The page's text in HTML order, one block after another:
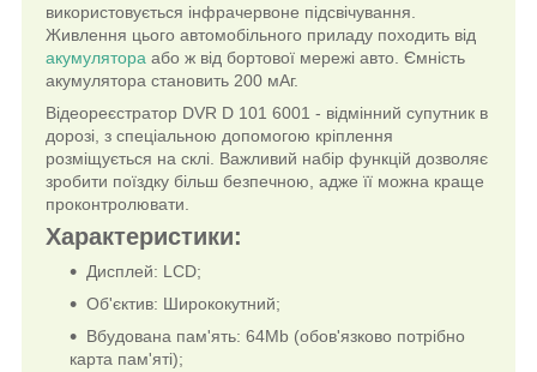
використовується інфрачервоне підсвічування.
Живлення цього автомобільного приладу походить від
акумулятора або ж від бортової мережі авто. Ємність
акумулятора становить 200 мАг.
Відеореєстратор DVR D 101 6001 - відмінний супутник в
дорозі, з спеціальною допомогою кріплення
розміщується на склі. Важливий набір функцій дозволяє
зробити поїздку більш безпечною, адже її можна краще
проконтролювати.
Характеристики:
Дисплей: LCD;
Об'єктив: Ширококутний;
Вбудована пам'ять: 64Mb (обов'язково потрібно
карта пам'яті);